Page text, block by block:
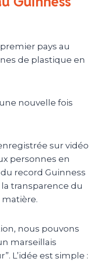
pays au
de plastique en
nouvelle fois
sur vidéo
personnes en
record Guinness
transparence du
matière.
nous pouvons
marseillais
L’idée est simple :